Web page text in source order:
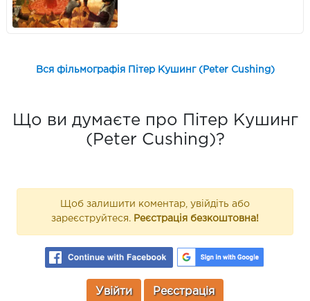
Вся фільмографія Пітер Кушинг (Peter Cushing)
Що ви думаєте про Пітер Кушинг
(Peter Cushing)?
Щоб залишити коментар, увійдіть або
зареєструйтеся. Реєстрація безкоштовна!
Увійти Реєстрація